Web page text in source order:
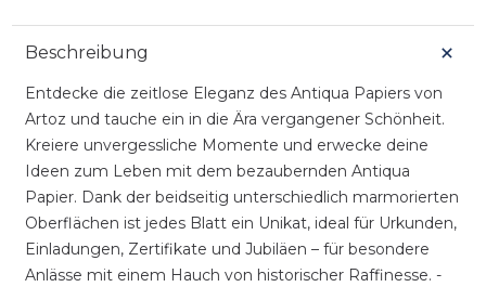
Beschreibung
Entdecke die zeitlose Eleganz des Antiqua Papiers von
Artoz und tauche ein in die Ära vergangener Schönheit.
Kreiere unvergessliche Momente und erwecke deine
Ideen zum Leben mit dem bezaubernden Antiqua
Papier. Dank der beidseitig unterschiedlich marmorierten
Oberflächen ist jedes Blatt ein Unikat, ideal für Urkunden,
Einladungen, Zertifikate und Jubiläen – für besondere
Anlässe mit einem Hauch von historischer Raffinesse. -